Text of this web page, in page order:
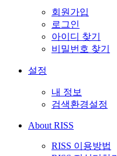
회원가입
로그인
아이디 찾기
비밀번호 찾기
설정
내 정보
검색환경설정
About RISS
RISS 이용방법